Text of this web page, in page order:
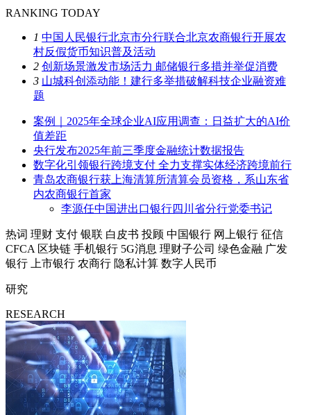
RANKING TODAY
1 中国人民银行北京市分行联合北京农商银行开展农
村反假货币知识普及活动
2 创新场景激发市场活力 邮储银行多措并举促消费
3 山城科创添动能！建行多举措破解科技企业融资难
题
案例｜2025年全球企业AI应用调查：日益扩大的AI价
值差距
央行发布2025年前三季度金融统计数据报告
数字化引领银行跨境支付 全力支撑实体经济跨境前行
青岛农商银行获上海清算所清算会员资格，系山东省
内农商银行首家
李源任中国进出口银行四川省分行党委书记
热词 理财 支付 银联 白皮书 投顾 中国银行 网上银行 征信
CFCA 区块链 手机银行 5G消息 理财子公司 绿色金融 广发
银行
上市银行 农商行 隐私计算 数字人民币
研究
RESEARCH